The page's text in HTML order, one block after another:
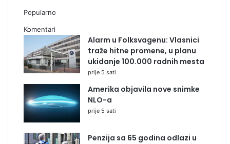
Popularno
Komentari
Alarm u Folksvagenu: Vlasnici
traže hitne promene, u planu
ukidanje 100.000 radnih mesta
prije 5 sati
Amerika objavila nove snimke
NLO-a
prije 5 sati
Penzija sa 65 godina odlazi u